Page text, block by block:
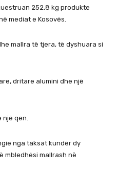
252,8 kg produkte
mediat e Kosovës.
mallra të tjera, të dyshuara si
dritare alumini dhe një
qen.
nga taksat kundër dy
mbledhësi mallrash në